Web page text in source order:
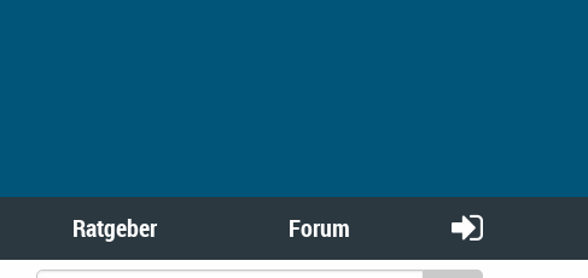
Ratgeber Forum